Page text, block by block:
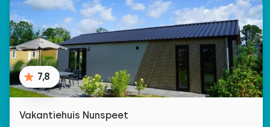
7,8
Vakantiehuis Nunspeet